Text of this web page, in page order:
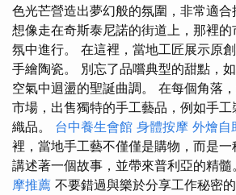
色光芒營造出夢幻般的氛圍，非常適合
想像走在奇斯泰尼諾的街道上，那裡
氛中進行。 在這裡，當地工匠展示原
手繪陶瓷。 別忘了品嚐典型的甜點，
空氣中迴盪的聖誕曲調。 在每個角落
市場，出售獨特的手工藝品，例如手
織品。 台中養生會館 身體按摩 外燴自
裡，當地手工藝不僅僅是購物，而是
講述著一個故事，並帶來普利亞的精髓
摩推薦 不要錯過與樂於分享工作秘密的